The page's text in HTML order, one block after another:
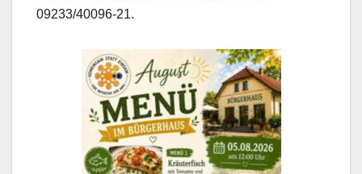
09233/40096-21.